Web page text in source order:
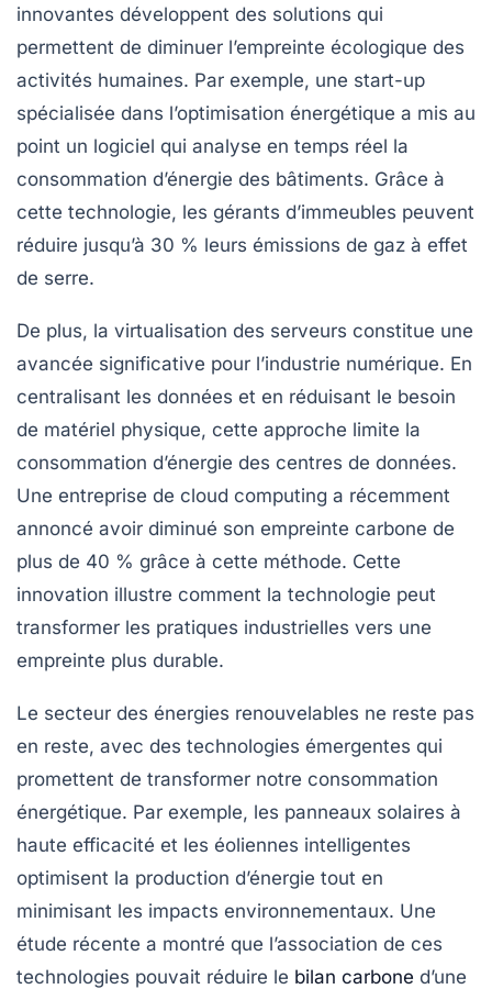
innovantes développent des solutions qui
permettent de diminuer l’empreinte écologique des
activités humaines. Par exemple, une start-up
spécialisée dans l’optimisation énergétique a mis au
point un logiciel qui analyse en temps réel la
consommation d’énergie des bâtiments. Grâce à
cette technologie, les gérants d’immeubles peuvent
réduire jusqu’à 30 % leurs émissions de gaz à effet
de serre.
De plus, la virtualisation des serveurs constitue une
avancée significative pour l’industrie numérique. En
centralisant les données et en réduisant le besoin
de matériel physique, cette approche limite la
consommation d’énergie des centres de données.
Une entreprise de cloud computing a récemment
annoncé avoir diminué son empreinte carbone de
plus de 40 % grâce à cette méthode. Cette
innovation illustre comment la technologie peut
transformer les pratiques industrielles vers une
empreinte plus durable.
Le secteur des énergies renouvelables ne reste pas
en reste, avec des technologies émergentes qui
promettent de transformer notre consommation
énergétique. Par exemple, les panneaux solaires à
haute efficacité et les éoliennes intelligentes
optimisent la production d’énergie tout en
minimisant les impacts environnementaux. Une
étude récente a montré que l’association de ces
technologies pouvait réduire le bilan carbone d’une